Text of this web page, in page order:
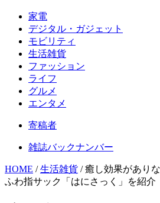
家電
デジタル・ガジェット
モビリティ
生活雑貨
ファッション
ライフ
グルメ
エンタメ
寄稿者
雑誌バックナンバー
HOME /生活雑貨 /癒し効果があり
ふわ指サック「はにさっく」を紹介